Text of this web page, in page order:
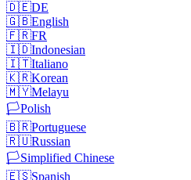
🇩🇪DE
🇬🇧English
🇫🇷FR
🇮🇩Indonesian
🇮🇹Italiano
🇰🇷Korean
🇲🇾Melayu
🏳️Polish
🇧🇷Portuguese
🇷🇺Russian
🏳️Simplified Chinese
🇪🇸Spanish